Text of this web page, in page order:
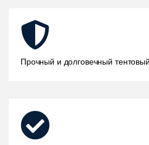
Прочный и долговечный